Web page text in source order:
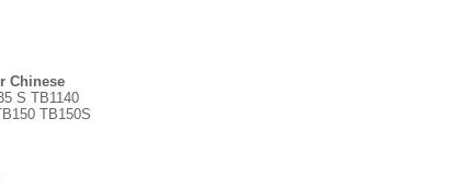
Chinese
S TB1140
TB150S